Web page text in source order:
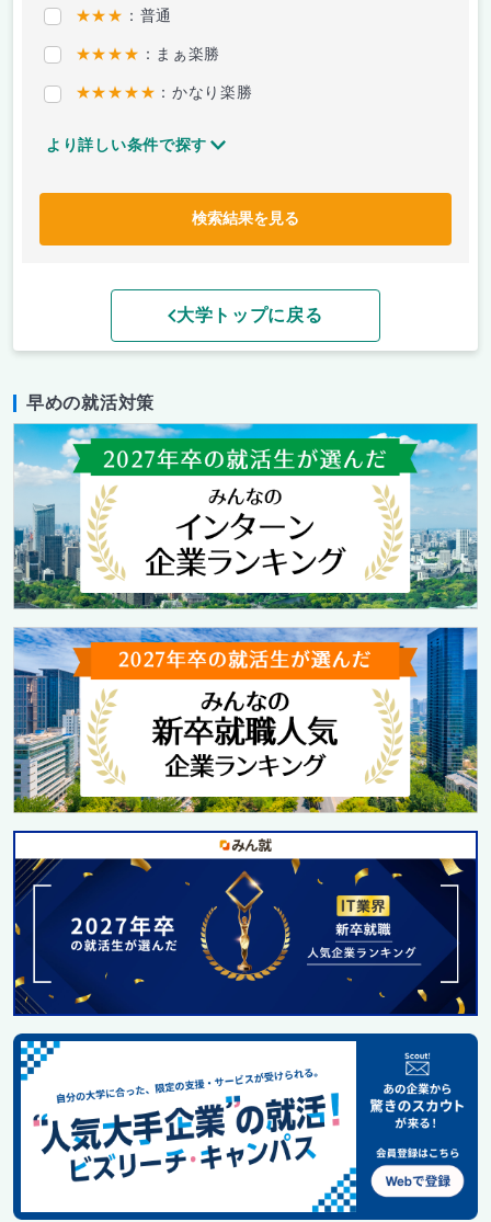
★★★ ：普通
★★★★ ：まぁ楽勝
★★★★★ ：かなり楽勝
より詳しい条件で探す
検索結果を見る
大学トップに戻る
早めの就活対策